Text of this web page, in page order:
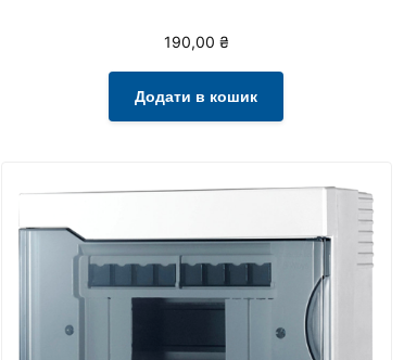
190,00 ₴
Додати в кошик